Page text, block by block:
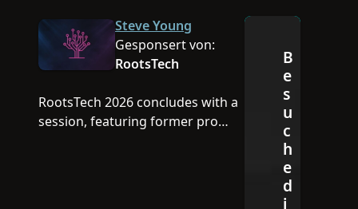
Steve Young
Gesponsert von:
RootsTech
RootsTech 2026 concludes with a
session, featuring former pro
B
e
s
u
c
h
e
d
i